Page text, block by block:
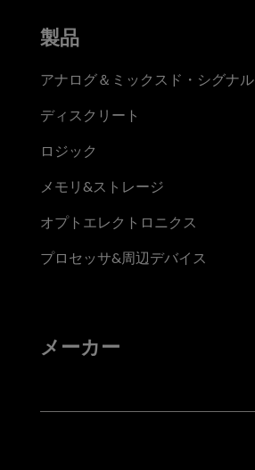
製品
アナログ＆ミックスド・シグナル
ディスクリート
ロジック
メモリ&ストレージ
オプトエレクトロニクス
プロセッサ&周辺デバイス
メーカー